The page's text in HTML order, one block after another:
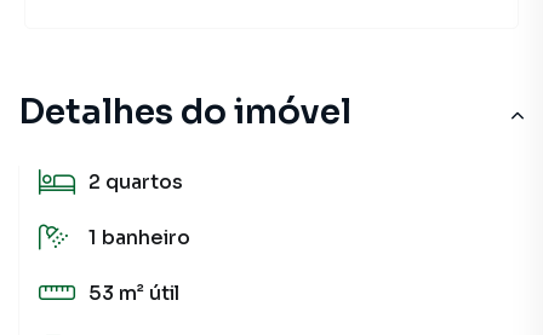
Detalhes do imóvel
2 quartos
1 banheiro
53 m² útil